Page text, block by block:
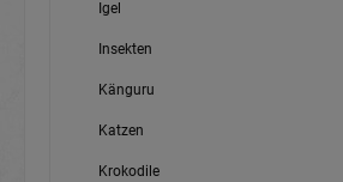
Igel
Insekten
Känguru
Katzen
Krokodile